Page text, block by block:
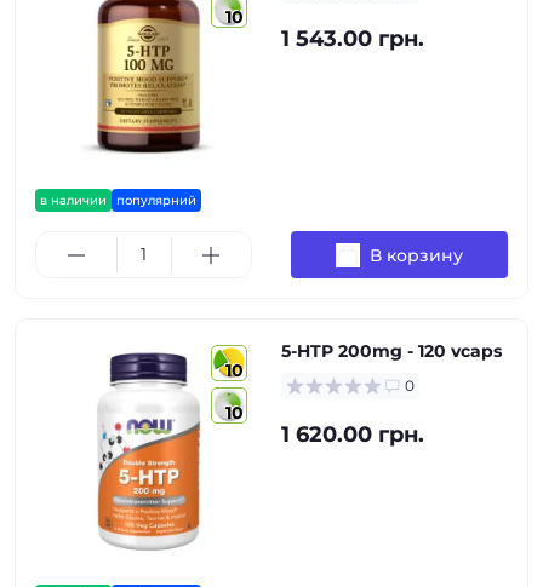
10
в наличии популярний
1 543.00 грн.
В корзину
10
10
5-HTP 200mg - 120 vcaps
0
1 620.00 грн.